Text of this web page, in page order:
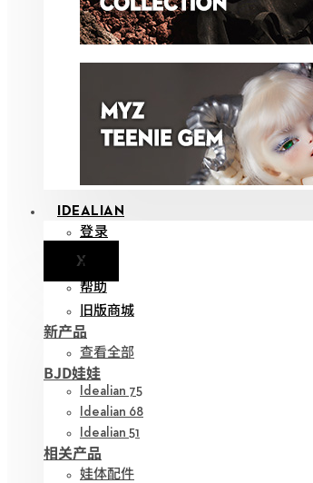
IDEALIAN
登录
X通知
帮助
旧版商城
新产品
查看全部
BJD娃娃
Idealian 75
Idealian 68
Idealian 51
相关产品
娃体配件